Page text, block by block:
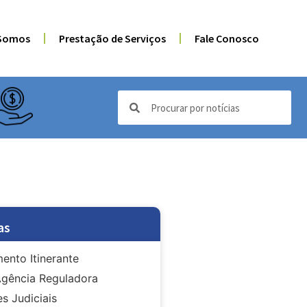
Prestação de Serviços Fale Conosco
Itinerante
Reguladora
Judiciais